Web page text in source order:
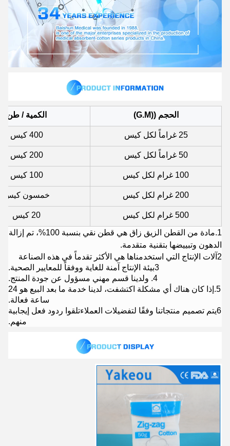
الحجم ((G.M) الكمية / طن
25 غراماً لكل كيس 400 كيس
50 غراماً لكل كيس 200 كيس
100 غرام لكل كيس 100 كيس
200 غرام لكل كيس خمسون كيس
500 غرام لكل كيس
20 كيس
1.
مادة من القطن الزيق زاق هي قطن نقي بنسبة 100%، تم إزالة
الدهون وتبييضها بتقنية متقدمة.
2آلات الإنتاج التي استخدمناها هي الأكثر تقدماً في هذه الصناعة
3بيئة الإنتاج آمنة للغاية ووفقاً للمعايير الصحية.
4. و
لدينا قسم مهني مسؤول عن جودة المنتج.
5.
إذا كان هناك أي مشكلة اكتشفت، لدينا خدمة ما بعد البيع هو 24
ساعة فعالة.
6يتم تصميم منتجاتنا وفقًا لتفضيلات العملاء
تلقوا ردود فعل إيجابية
منهم.